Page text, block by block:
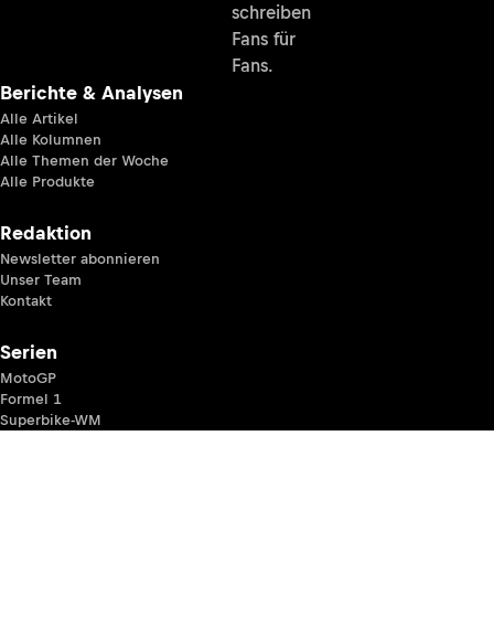
schreiben
Fans für
Fans.
Berichte & Analysen
Alle Artikel
Alle Kolumnen
Alle Themen der Woche
Alle Produkte
Redaktion
Newsletter abonnieren
Unser Team
Kontakt
Serien
MotoGP
Formel 1
Superbike-WM